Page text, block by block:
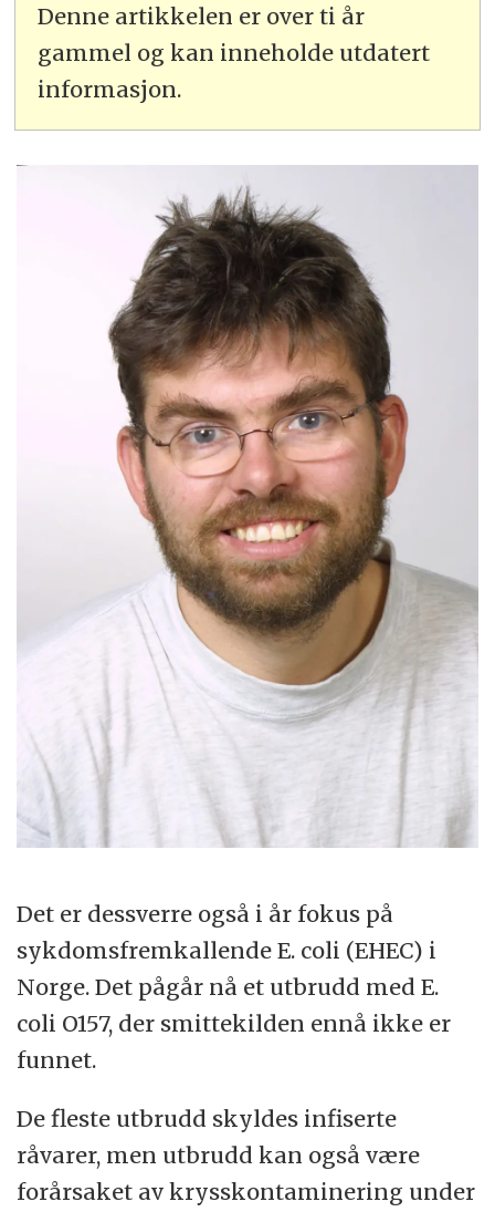
Denne artikkelen er over ti år
gammel og kan inneholde utdatert
informasjon.
Det er dessverre også i år fokus på
sykdomsfremkallende E. coli (EHEC) i
Norge. Det pågår nå et utbrudd med E.
coli O157, der smittekilden ennå ikke er
funnet.
De fleste utbrudd skyldes infiserte
råvarer, men utbrudd kan også være
forårsaket av krysskontaminering under